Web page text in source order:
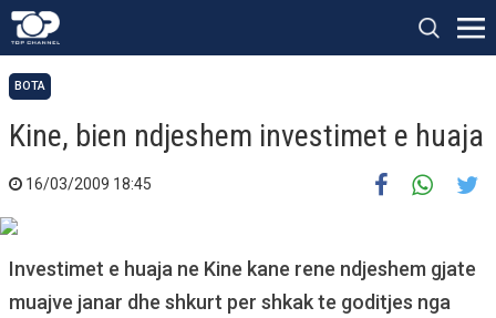
BOTA
Kine, bien ndjeshem investimet e huaja
16/03/2009 18:45
Investimet e huaja ne Kine kane rene ndjeshem gjate
muajve janar dhe shkurt per shkak te goditjes nga